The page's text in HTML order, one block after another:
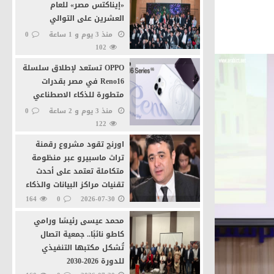
بالقاهرة
«إيناكتس مصر» للعام
العشرين على التوالي
منذ 3 يوم و 1 ساعة
0
102
OPPO تستعد لإطلاق سلسلة
Reno16 في مصر بقدرات
متطورة للذكاء الاصطناعي
منذ 3 يوم و 2 ساعة
0
122
اورنچ تقود مشروع رقمنة
تراث ماسبيرو عبر منظومة
متكاملة تعتمد على أحدث
تقنيات مراكز البيانات والذكاء
الاصطناعى
2026-07-30
0
164
محمد عيسى رئيسًا ورامي
كاطو نائبًا.. جمعية اتصال
تُشكل مكتبها التنفيذي
للدورة 2026-2030